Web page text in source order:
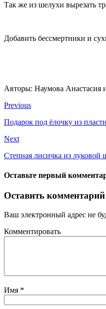
Так же из шелухи вырезать
Добавить бессмертники и
Авторы: Наумова Анастасия
Previous
Подарок под ёлочку из
Next
Степная лисичка из луковой
Оставьте первый
Оставить комментарий
Ваш электронный адрес не
Комментировать
Имя *